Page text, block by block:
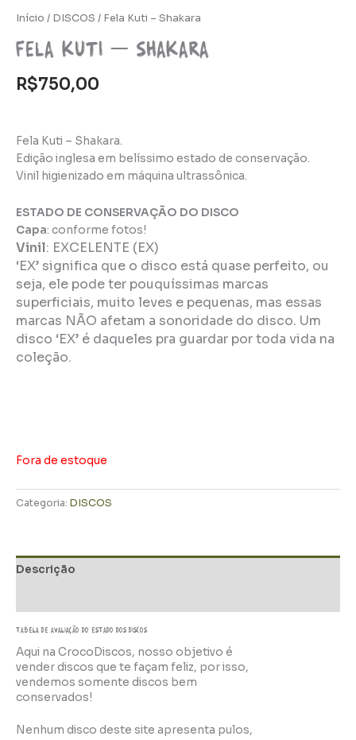
Início / DISCOS / Fela Kuti – Shakara
Fela Kuti – Shakara
R$750,00
Fela Kuti – Shakara.
Edição inglesa em belíssimo estado de conservação.
Vinil higienizado em máquina ultrassônica.
ESTADO DE CONSERVAÇÃO DO DISCO
Capa: conforme fotos!
Vinil: EXCELENTE (EX)
‘EX’ significa que o disco está quase perfeito, ou
seja, ele pode ter pouquíssimas marcas
superficiais, muito leves e pequenas, mas essas
marcas NÃO afetam a sonoridade do disco. Um
disco ‘EX’ é daqueles pra guardar por toda vida na
coleção.
Fora de estoque
Categoria: DISCOS
Descrição
TABELA DE AVALIAÇÃo do estado dos discos
Aqui na CrocoDiscos, nosso objetivo é
vender discos que te façam feliz, por isso,
vendemos somente discos bem
conservados!
Nenhum disco deste site apresenta pulos,